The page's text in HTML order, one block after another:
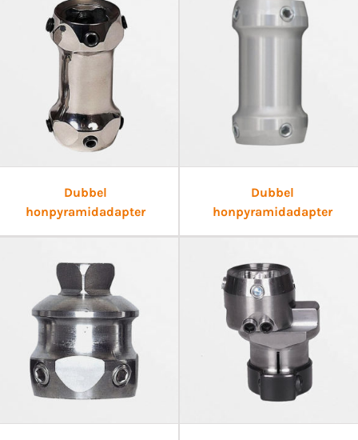
Dubbel
honpyramidadapter
Dubbel
honpyramidadapter